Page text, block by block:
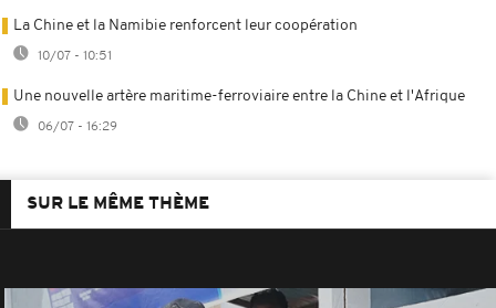
La Chine et la Namibie renforcent leur coopération
10/07 - 10:51
Une nouvelle artère maritime-ferroviaire entre la Chine et l'Afrique
06/07 - 16:29
SUR LE MÊME THÈME